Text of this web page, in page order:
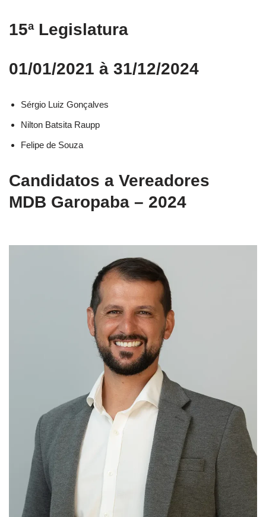
15ª Legislatura
01/01/2021 à 31/12/2024
Sérgio Luiz Gonçalves
Nilton Batsita Raupp
Felipe de Souza
Candidatos a Vereadores
MDB Garopaba – 2024